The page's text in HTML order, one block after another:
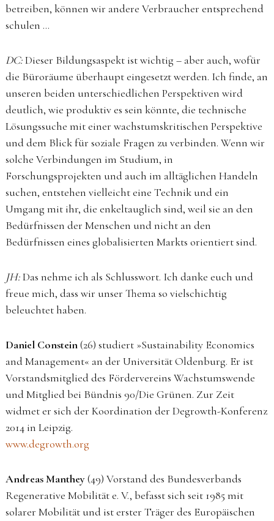
betreiben, können wir andere Verbraucher entsprechend
schulen …
DC:Dieser Bildungsaspekt ist wichtig – aber auch, wofür
die Büroräume überhaupt eingesetzt werden. Ich finde, an
unseren beiden unterschiedlichen Perspektiven wird
deutlich, wie produktiv es sein könnte, die technische
Lösungssuche mit einer wachstumskritischen Perspektive
und dem Blick für soziale Fragen zu verbinden. Wenn wir
solche Verbindungen im Studium, in
Forschungsprojekten und auch im alltäglichen Handeln
suchen, entstehen vielleicht eine Technik und ein
Umgang mit ihr, die enkeltauglich sind, weil sie an den
Bedürfnissen der Menschen und nicht an den
Bedürfnissen eines globalisierten Markts orientiert sind.
JH:Das nehme ich als Schlusswort. Ich danke euch und
freue mich, dass wir unser Thema so vielschichtig
beleuchtet haben.
Daniel Constein(26) studiert »Sustainability Economics
and Management« an der Universität Oldenburg. Er ist
Vorstandsmitglied des Fördervereins Wachstumswende
und Mitglied bei Bündnis 90/Die Grünen. Zur Zeit
widmet er sich der Koordination der Degrowth-Konferenz
2014 in Leipzig.
www.degrowth.org
Andreas Manthey(49) Vorstand des Bundesverbands
Regenerative Mobilität e. V., befasst sich seit 1985 mit
solarer Mobilität und ist erster Träger des Europäischen